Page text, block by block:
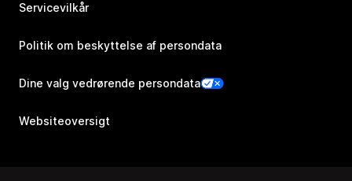
Servicevilkår
Politik om beskyttelse af persondata
Dine valg vedrørende persondata
Websiteoversigt